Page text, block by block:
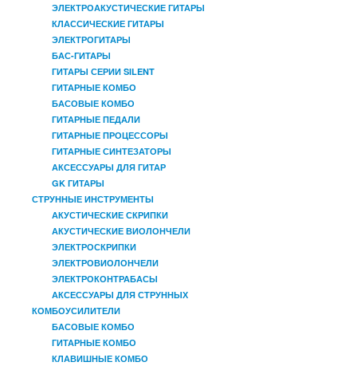
ЭЛЕКТРОАКУСТИЧЕСКИЕ ГИТАРЫ
КЛАССИЧЕСКИЕ ГИТАРЫ
ЭЛЕКТРОГИТАРЫ
БАС-ГИТАРЫ
ГИТАРЫ СЕРИИ SILENT
ГИТАРНЫЕ КОМБО
БАСОВЫЕ КОМБО
ГИТАРНЫЕ ПЕДАЛИ
ГИТАРНЫЕ ПРОЦЕССОРЫ
ГИТАРНЫЕ СИНТЕЗАТОРЫ
АКСЕССУАРЫ ДЛЯ ГИТАР
GK ГИТАРЫ
СТРУННЫЕ ИНСТРУМЕНТЫ
АКУСТИЧЕСКИЕ СКРИПКИ
АКУСТИЧЕСКИЕ ВИОЛОНЧЕЛИ
ЭЛЕКТРОСКРИПКИ
ЭЛЕКТРОВИОЛОНЧЕЛИ
ЭЛЕКТРОКОНТРАБАСЫ
АКСЕССУАРЫ ДЛЯ СТРУННЫХ
КОМБОУСИЛИТЕЛИ
БАСОВЫЕ КОМБО
ГИТАРНЫЕ КОМБО
КЛАВИШНЫЕ КОМБО